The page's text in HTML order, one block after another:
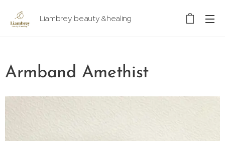
Liambrey beauty &healing
Armband Amethist